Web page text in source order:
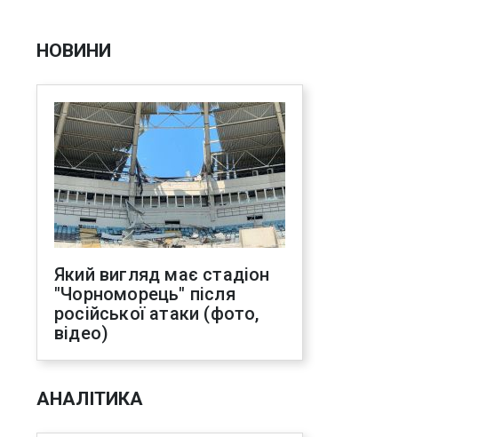
НОВИНИ
Який вигляд має стадіон
"Чорноморець" після
російської атаки (фото,
відео)
АНАЛІТИКА